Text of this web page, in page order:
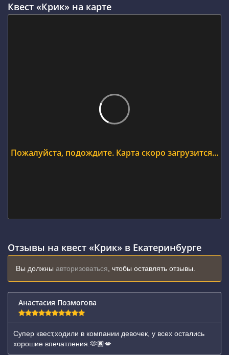
Квест «Крик» на карте
Пожалуйста, подождите. Карта скоро загрузится...
Отзывы на квест «Крик» в Екатеринбурге
Вы должны авторизоваться , чтобы оставлять отзывы.
Анастасия Позмогова
Супер квест,ходили в компании девочек, у всех остались
хорошие впечатления.🫶🏿💋